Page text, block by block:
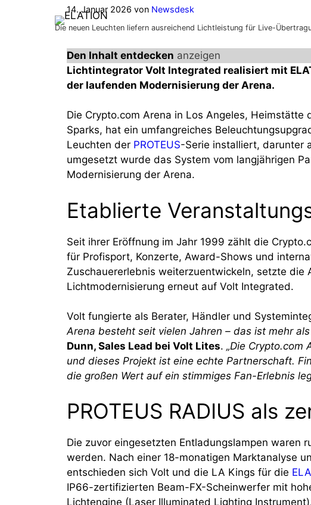
14. Januar 2026 von Newsdesk
Die neuen Leuchten liefern ausreichend Lichtleistung für Live-
Den Inhalt entdecken anzeigen
Lichtintegrator Volt Integrated realisiert mit
der laufenden Modernisierung der Arena.
Die Crypto.com Arena in Los Angeles,
Sparks, hat ein umfangreiches
Leuchten der PROTEUS-Serie installiert, darunter
umgesetzt wurde das System vom langjährigen
Modernisierung der Arena.
Etablierte
Seit ihrer Eröffnung im Jahr 1999 zählt die
für Profisport, Konzerte, Award-Shows und
Zuschauererlebnis weiterzuentwickeln, setzte die
Lichtmodernisierung erneut auf Volt Integrated.
Volt fungierte als Berater, Händler und
Arena besteht seit vielen Jahren – das ist mehr
Dunn, Sales Lead bei Volt Lites. „Die Crypto.com
und dieses Projekt ist eine echte Partnerschaft.
die großen Wert auf ein stimmiges Fan-Erlebnis
PROTEUS RADIUS als
Die zuvor eingesetzten Entladungslampen waren
werden. Nach einer 18-monatigen Marktanalyse
entschieden sich Volt und die LA Kings für die
IP66-zertifizierten Beam-FX-Scheinwerfer mit
Lichtengine (Laser Illuminated Lighting